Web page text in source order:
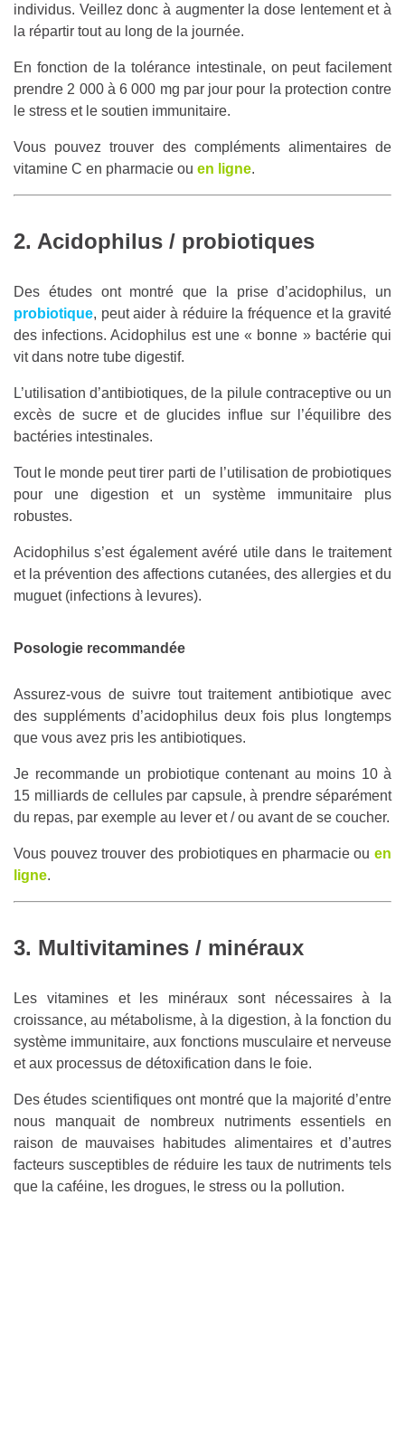
individus. Veillez donc à augmenter la dose lentement et à
la répartir tout au long de la journée.
En fonction de la tolérance intestinale, on peut facilement
prendre 2 000 à 6 000 mg par jour pour la protection contre
le stress et le soutien immunitaire.
Vous pouvez trouver des compléments alimentaires de
vitamine C en pharmacie ou en ligne.
2. Acidophilus / probiotiques
Des études ont montré que la prise d’acidophilus, un
probiotique, peut aider à réduire la fréquence et la gravité
des infections. Acidophilus est une « bonne » bactérie qui
vit dans notre tube digestif.
L’utilisation d’antibiotiques, de la pilule contraceptive ou un
excès de sucre et de glucides influe sur l’équilibre des
bactéries intestinales.
Tout le monde peut tirer parti de l’utilisation de probiotiques
pour une digestion et un système immunitaire plus
robustes.
Acidophilus s’est également avéré utile dans le traitement
et la prévention des affections cutanées, des allergies et du
muguet (infections à levures).
Posologie recommandée
Assurez-vous de suivre tout traitement antibiotique avec
des suppléments d’acidophilus deux fois plus longtemps
que vous avez pris les antibiotiques.
Je recommande un probiotique contenant au moins 10 à
15 milliards de cellules par capsule, à prendre séparément
du repas, par exemple au lever et / ou avant de se coucher.
Vous pouvez trouver des probiotiques en pharmacie ou en
ligne.
3. Multivitamines / minéraux
Les vitamines et les minéraux sont nécessaires à la
croissance, au métabolisme, à la digestion, à la fonction du
système immunitaire, aux fonctions musculaire et nerveuse
et aux processus de détoxification dans le foie.
Des études scientifiques ont montré que la majorité d’entre
nous manquait de nombreux nutriments essentiels en
raison de mauvaises habitudes alimentaires et d’autres
facteurs susceptibles de réduire les taux de nutriments tels
que la caféine, les drogues, le stress ou la pollution.